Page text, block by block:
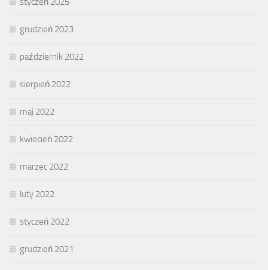
grudzień 2023
październik 2022
sierpień 2022
maj 2022
kwiecień 2022
marzec 2022
luty 2022
styczeń 2022
grudzień 2021